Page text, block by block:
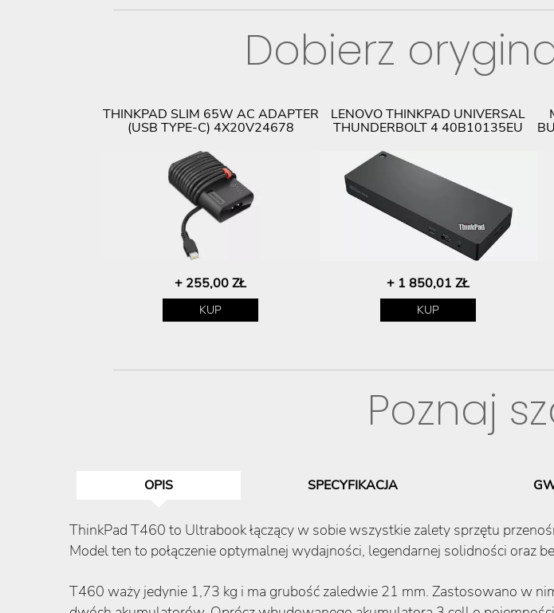
Dobierz
THINKPAD SLIM 65W AC ADAPTER
(USB TYPE-C) 4X20V24678
+ 255,00 ZŁ
KUP
LENOVO THINKPAD UNIVERSAL
THUNDERBOLT 4 40B10135EU
+ 1 850,01 ZŁ
KUP
Poznaj
OPIS SPECYFIKACJA
ThinkPad T460 to Ultrabook łączący w sobie wszystkie zalety sprzętu
Model ten to połączenie optymalnej wydajności, legendarnej solidności oraz
T460 waży jedynie 1,73 kg i ma grubość zaledwie 21 mm. Zastosowano w